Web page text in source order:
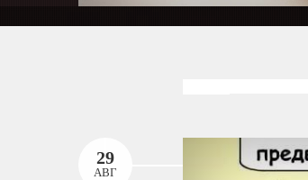
29
АВГ